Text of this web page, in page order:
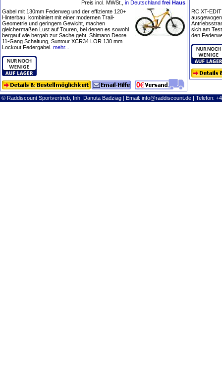
Preis incl. MWSt., in Deutschland frei Haus
Gabel mit 130mm Federweg und der effiziente 120+
Hinterbau, kombiniert mit einer modernen Trail-
Geometrie und geringem Gewicht, machen
gleichermaßen Lust auf Touren, bei denen es sowohl
bergauf wie bergab zur Sache geht. Shimano Deore
11-Gang Schaltung, Suntour XCR34 LOR 130 mm
Lockout Federgabel. mehr...
RC XT-
sich am
den
© Raddiscount Sportvertrieb, Inh. Danuta Badziag | Email: info@raddiscount.de | Telefon: